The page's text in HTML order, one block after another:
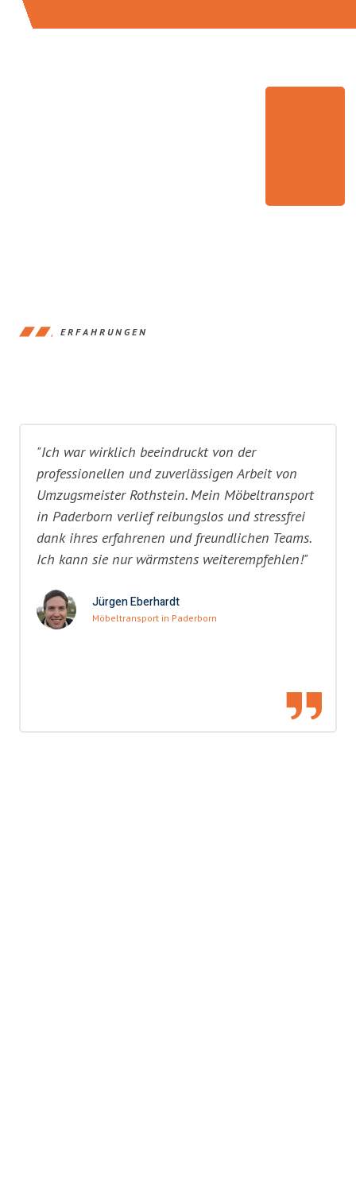
ERFAHRUNGEN
"Ich war wirklich beeindruckt von der
professionellen und zuverlässigen Arbeit von
Umzugsmeister Rothstein. Mein Möbeltransport
in Paderborn verlief reibungslos und stressfrei
dank ihres erfahrenen und freundlichen Teams.
Ich kann sie nur wärmstens weiterempfehlen!"
Jürgen Eberhardt
Möbeltransport in Paderborn